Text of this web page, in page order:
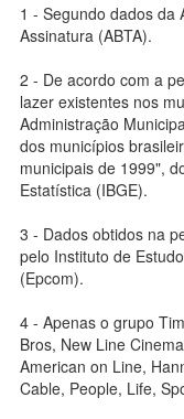
1 - Segundo dados da
Assinatura (ABTA).
2 - De acordo com a
lazer existentes nos
Administração
dos municípios
municipais de 1999",
Estatística (IBGE).
3 - Dados obtidos na
pelo Instituto de
(Epcom).
4 - Apenas o grupo
Bros, New Line
American on Line,
Cable, People, Life,